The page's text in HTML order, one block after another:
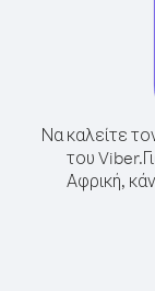
Να καλείτε
του Viber.
Αφρική,